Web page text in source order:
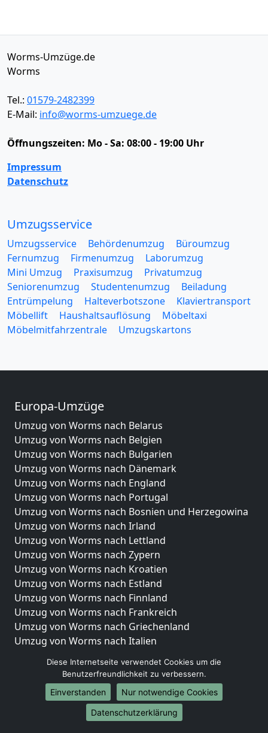
Worms-Umzüge.de
Worms
Tel.: 01579-2482399
E-Mail: info@worms-umzuege.de
Öffnungszeiten: Mo - Sa: 08:00 - 19:00 Uhr
Impressum
Datenschutz
Umzugsservice
Umzugsservice Behördenumzug
Büroumzug
Fernumzug
Firmenumzug
Laborumzug
Mini Umzug
Praxisumzug
Privatumzug
Seniorenumzug
Studentenumzug
Beiladung
Entrümpelung
Halteverbotszone
Klaviertransport
Möbellift
Haushaltsauflösung
Möbeltaxi
Möbelmitfahrzentrale
Umzugskartons
Europa-Umzüge
Umzug von Worms nach Belarus
Umzug von Worms nach Belgien
Umzug von Worms nach Bulgarien
Umzug von Worms nach Dänemark
Umzug von Worms nach England
Umzug von Worms nach Portugal
Umzug von Worms nach Bosnien und Herzegowina
Umzug von Worms nach Irland
Umzug von Worms nach Lettland
Umzug von Worms nach Zypern
Umzug von Worms nach Kroatien
Umzug von Worms nach Estland
Umzug von Worms nach Finnland
Umzug von Worms nach Frankreich
Umzug von Worms nach Griechenland
Umzug von Worms nach Italien
Umzug von Worms nach Luxemburg
Umzug von Worms nach Niederlande
Umzug von Worms nach Norwegen
Umzüge-Deutschlandweit
Diese Internetseite verwendet Cookies um die
Benutzerfreundlichkeit zu verbessern.
Einverstanden
Nur notwendige Cookies
Datenschutzerklärung